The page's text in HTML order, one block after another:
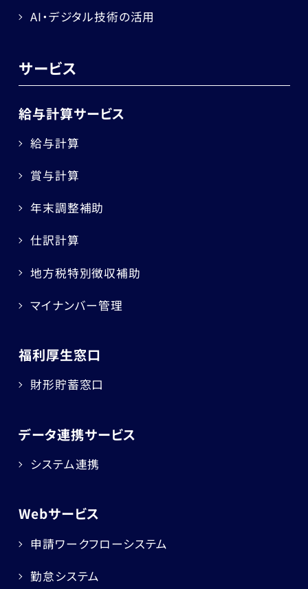
AI・デジタル技術の活用
サービス
給与計算サービス
給与計算
賞与計算
年末調整補助
仕訳計算
地方税特別徴収補助
マイナンバー管理
福利厚生窓口
財形貯蓄窓口
データ連携サービス
システム連携
Webサービス
申請ワークフローシステム
勤怠システム